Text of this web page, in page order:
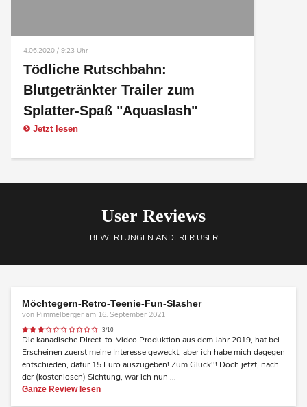
4.06.2020 / 9:23 Uhr
Tödliche Rutschbahn:
Blutgetränkter Trailer zum
Splatter-Spaß "Aquaslash"
Jetzt lesen
User Reviews
BEWERTUNGEN ANDERER USER
Möchtegern-Retro-Teenie-Fun-Slasher
von Pimmelberger am 16. September 2021
3/10
Die kanadische Direct-to-Video Produktion aus dem Jahr 2019, hat bei
Erscheinen zuerst meine Interesse geweckt, aber ich habe mich dagegen
entschieden, dafür 15 Euro auszugeben! Zum Glück!!! Doch jetzt, nach
der (kostenlosen) Sichtung, war ich nun ...
Ganze Review lesen